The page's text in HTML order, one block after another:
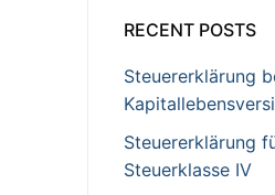
RECENT POSTS
Steuererklärung
Steuererklärung
Steuerklasse IV